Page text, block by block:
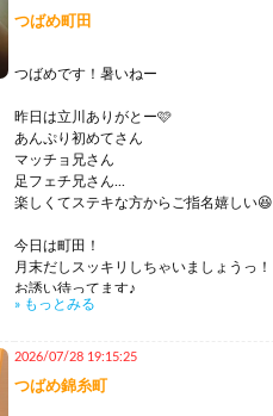
つばめ町田
つばめです！暑いねー
昨日は立川ありがとー🩷
あんぷり初めてさん
マッチョ兄さん
足フェチ兄さん...
楽しくてステキな方からご指名嬉しい😆
今日は町田！
月末だしスッキリしちゃいましょうっ！
お誘い待ってます♪
» もっとみる
2026/07/28 19:15:25
つばめ錦糸町